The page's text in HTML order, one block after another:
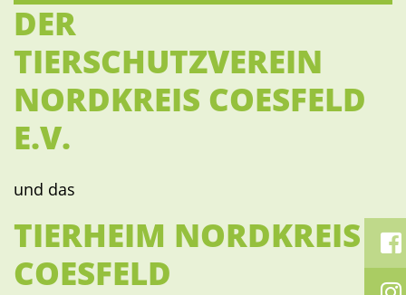
Previous
Next
DER
TIERSCHUTZVEREIN
NORDKREIS COESFELD
E.V.
und das
TIERHEIM NORDKREIS
COESFELD